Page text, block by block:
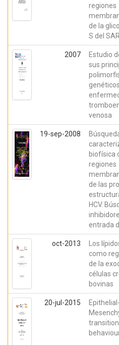
regiones
de la
S del
2007
Estudio
sus
venosa
19-sep-2008
biofísica
regiones
de las
HCV.
entrada
oct-2013
Los
como
de la
células
bovinas
20-jul-2015
Epithelial-